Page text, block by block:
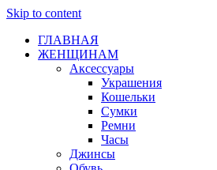
Skip to content
ГЛАВНАЯ
ЖЕНЩИНАМ
Аксессуары
Украшения
Кошельки
Сумки
Ремни
Часы
Джинсы